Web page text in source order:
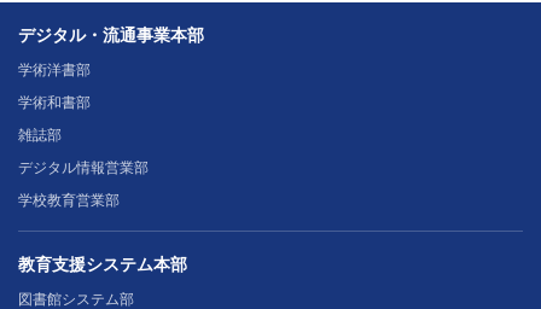
デジタル・流通事業本部
学術洋書部
学術和書部
雑誌部
デジタル情報営業部
学校教育営業部
教育支援システム本部
図書館システム部